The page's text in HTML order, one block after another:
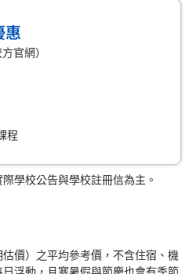
惠
官網）
程
學校公告與學校註冊信為主。
價）之平均參考價，不含住宿、機